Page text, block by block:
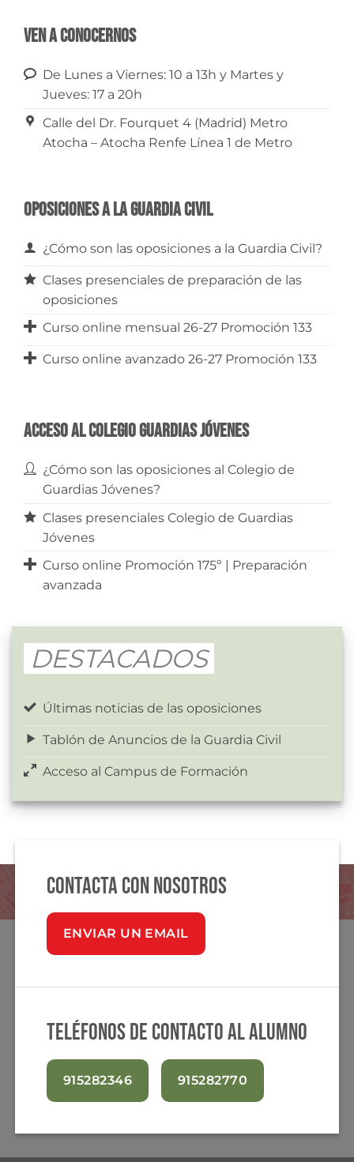
Ven a conocernos
De Lunes a Viernes: 10 a 13h y Martes y
Jueves: 17 a 20h
Calle del Dr. Fourquet 4 (Madrid) Metro
Atocha – Atocha Renfe Línea 1 de Metro
Oposiciones a la Guardia Civil
¿Cómo son las oposiciones a la Guardia Civil?
Clases presenciales de preparación de las
oposiciones
Curso online mensual 26-27 Promoción 133
Curso online avanzado 26-27 Promoción 133
Acceso al Colegio Guardias Jóvenes
¿Cómo son las oposiciones al Colegio de
Guardias Jóvenes?
Clases presenciales Colegio de Guardias
Jóvenes
Curso online Promoción 175º | Preparación
avanzada
DESTACADOS
Últimas noticias de las oposiciones
Tablón de Anuncios de la Guardia Civil
Acceso al Campus de Formación
Contacta con nosotros
ENVIAR UN EMAIL
Teléfonos de contacto al alumno
915282346 915282770